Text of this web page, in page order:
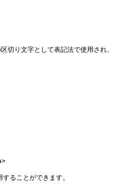
り文字として表記法で使用され、
ることができます。